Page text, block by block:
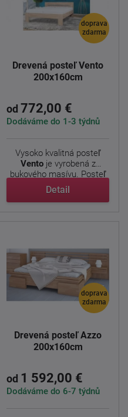
doprava
zdarma
Drevená posteľ Vento
200x160cm
od 772,00 €
Dodáváme do 1-3 týdnů
Vysoko kvalitná posteľ
Ventoje vyrobená z
bukového masívu. Posteľ
má ...
Detail
doprava
zdarma
Drevená posteľ Azzo
200x160cm
od 1 592,00 €
Dodáváme do 6-7 týdnů